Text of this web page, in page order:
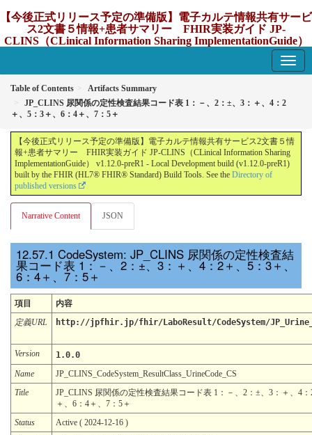
【今後正式リリース予定の準備版】電子カルテ情報共有サービ
ス2文書５情報+患者サマリー FHIR実装ガイド JP-
CLINS（CLinical Information Sharing ImplementationGuide）
Table of Contents
Artifacts Summary
JP_CLINS 尿関係の定性検査結果コード表 1：－、2：±、3：＋、4：2
＋、5：3＋、6：4＋、7：5＋
【今後正式リリース予定の準備版】電子カルテ情報共有サービス2文書５情
報+患者サマリー FHIR実装ガイド JP-CLINS（CLinical Information Sharing
ImplementationGuide） v1.12.0-preR1 - Local Development build (v1.12.0-preR1)
built by the FHIR (HL7® FHIR® Standard) Build Tools. See the Directory of
published versions
Narrative Content JSON
CodeSystem: JP_CLINS 尿関係の定性検査結
果コード表 1：－、2：±、3：＋、4：2＋、5：3＋、
6：4＋、7：5＋
項目
内容
定義URL
http://jpfhir.jp/fhir/LaboResult/CodeSystem/
Version
1.0.0
Name
JP_CLINS_CodeSystem_ResultClass_UrineCode_CS
Title
JP_CLINS 尿関係の定性検査結果コード表 1：－、2：±、3：＋、4
＋、6：4＋、7：5＋
Status
Active ( 2024-12-16 )